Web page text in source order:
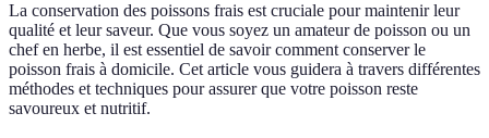
La conservation des poissons frais est cruciale pour maintenir leur
qualité et leur saveur. Que vous soyez un amateur de poisson ou un
chef en herbe, il est essentiel de savoir comment conserver le
poisson frais à domicile. Cet article vous guidera à travers différentes
méthodes et techniques pour assurer que votre poisson reste
savoureux et nutritif.